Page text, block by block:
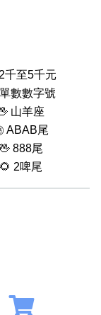
千至5千元
數數字號
山羊座
ABAB尾
🖖 888尾
🌻 2啤尾